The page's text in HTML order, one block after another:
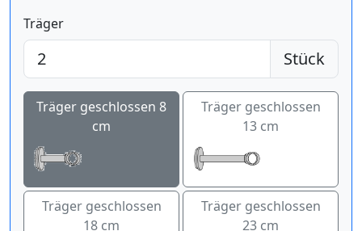
Träger
Stück
Träger geschlossen 8
cm
Träger geschlossen
13 cm
Träger geschlossen
18 cm
Träger geschlossen
23 cm